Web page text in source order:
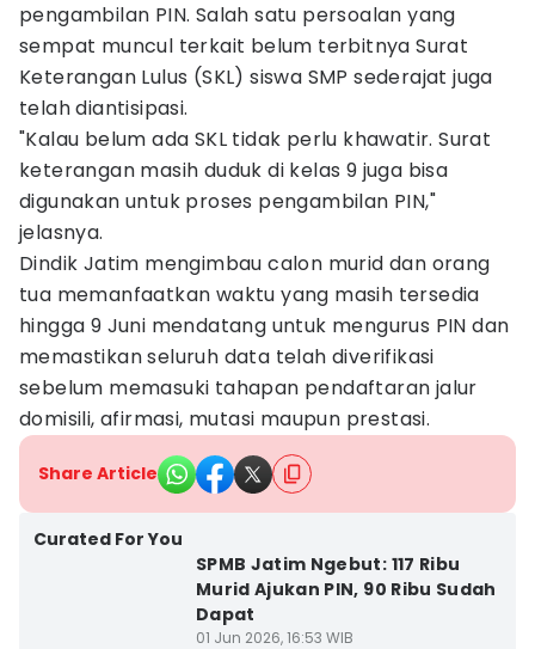
pengambilan PIN. Salah satu persoalan yang
sempat muncul terkait belum terbitnya Surat
Keterangan Lulus (SKL) siswa SMP sederajat juga
telah diantisipasi.
"Kalau belum ada SKL tidak perlu khawatir. Surat
keterangan masih duduk di kelas 9 juga bisa
digunakan untuk proses pengambilan PIN,"
jelasnya.
Dindik Jatim mengimbau calon murid dan orang
tua memanfaatkan waktu yang masih tersedia
hingga 9 Juni mendatang untuk mengurus PIN dan
memastikan seluruh data telah diverifikasi
sebelum memasuki tahapan pendaftaran jalur
domisili, afirmasi, mutasi maupun prestasi.
Share Article
Curated For You
SPMB Jatim Ngebut: 117 Ribu
Murid Ajukan PIN, 90 Ribu Sudah
Dapat
01 Jun 2026, 16:53 WIB